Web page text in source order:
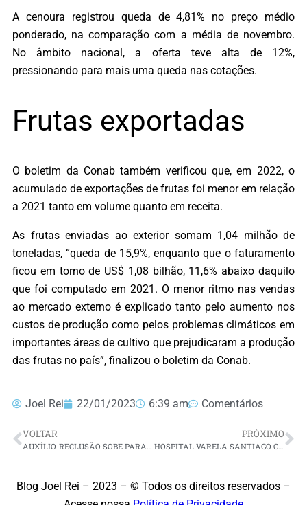
A cenoura registrou queda de 4,81% no preço médio
ponderado, na comparação com a média de novembro.
No âmbito nacional, a oferta teve alta de 12%,
pressionando para mais uma queda nas cotações.
Frutas exportadas
O boletim da Conab também verificou que, em 2022, o
acumulado de exportações de frutas foi menor em relação
a 2021 tanto em volume quanto em receita.
As frutas enviadas ao exterior somam 1,04 milhão de
toneladas, “queda de 15,9%, enquanto que o faturamento
ficou em torno de US$ 1,08 bilhão, 11,6% abaixo daquilo
que foi computado em 2021. O menor ritmo nas vendas
ao mercado externo é explicado tanto pelo aumento nos
custos de produção como pelos problemas climáticos em
importantes áreas de cultivo que prejudicaram a produção
das frutas no país”, finalizou o boletim da Conab.
Joel Rei 22/01/2023 6:39 am Comentários
VOLTAR PRÓXIMO
HOSPITAL VARELA SANTIAGO COMEMORA AVANÇO EM CIRURGIAS DE ORTOPEDIA E TRAUMATOLOGIA INFANTIL DE GRANDE PORTE
Blog Joel Rei – 2023 – © Todos os direitos reservados –